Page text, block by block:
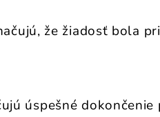
že žiadosť bola
úspešné dokončenie